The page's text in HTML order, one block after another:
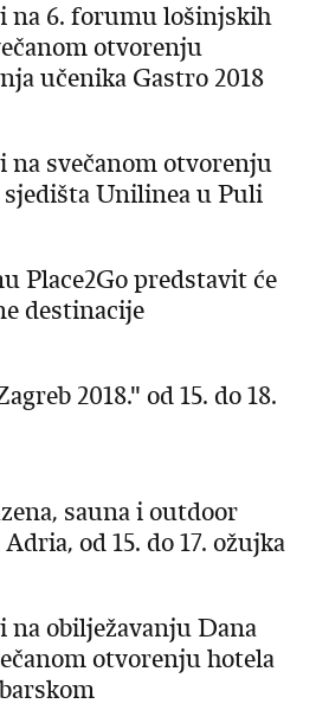
na 6. forumu lošinjskih
otvorenju
učenika Gastro 2018
svečanom otvorenju
Unilinea u Puli
Place2Go predstavit će
destinacije
2018." od 15. do 18.
sauna i outdoor
od 15. do 17. ožujka
obilježavanju Dana
otvorenju hotela